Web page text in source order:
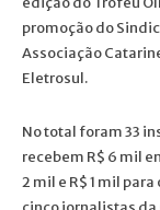
promoção do
Associação
Eletrosul.
No total foram 33
recebem R$ 6 mil
2 mil e R$ 1 mil